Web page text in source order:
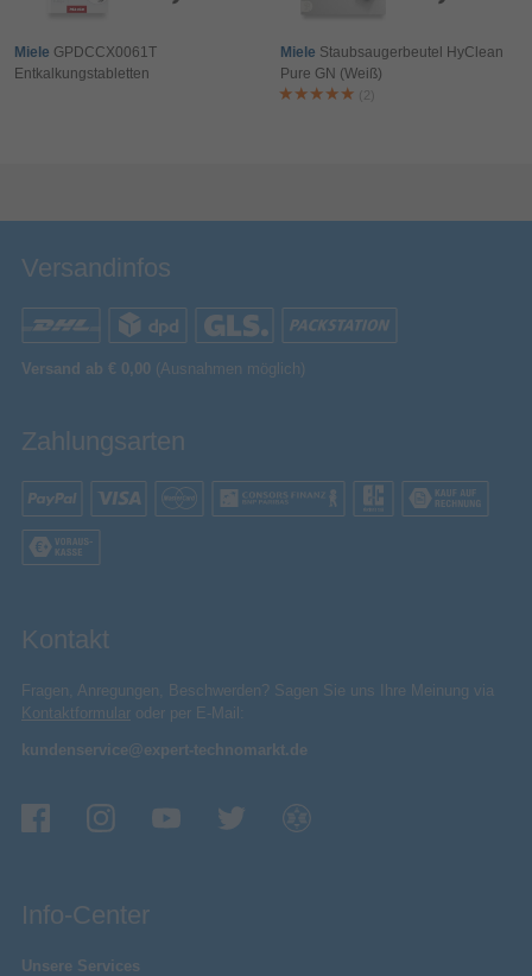
Miele GPDCCX0061T
Entkalkungstabletten
Miele Staubsaugerbeutel HyClean
Pure GN (Weiß)
(2)
Versandinfos
Versand ab € 0,00 (Ausnahmen möglich)
Zahlungsarten
Kontakt
Fragen, Anregungen, Beschwerden? Sagen Sie uns Ihre Meinung via
Kontaktformular oder per E-Mail:
kundenservice@expert-technomarkt.de
Info-Center
Unsere Services